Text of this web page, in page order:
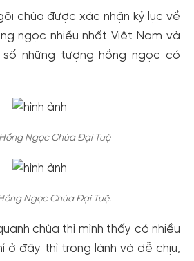
chùa được xác nhận kỷ lục về
ngọc nhiều nhất Việt Nam và
những tượng hồng ngọc có
Ngọc Chùa Đại Tuệ
Ngọc Chùa Đại Tuệ.
chùa thì mình thấy có nhiều
ở đây thì trong lành và dễ chịu,